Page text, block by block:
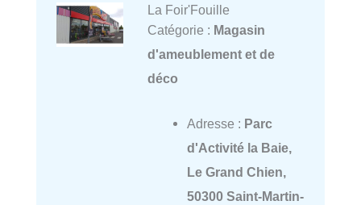
La Foir'Fouille
Catégorie : Magasin
d'ameublement et de
déco
Adresse : Parc
d'Activité la Baie,
Le Grand Chien,
50300 Saint-Martin-